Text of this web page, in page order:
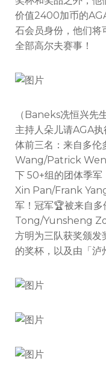
价值2400加币的
石会员身份，他们
全部高尔夫赛事！
（Baneks冼恒兴先
主持人朵儿请AGA
体前三名：来自多
Wang/Patrick
下 50+组的团体季军
Xin Pan/Frank
军！冠军🏆被来自
Tong/Yunsheng
方明为三队获奖颁发
的奖杯，以及由「泸